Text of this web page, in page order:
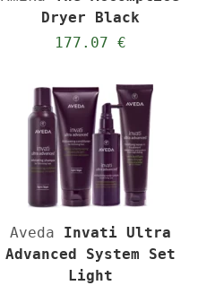
Dryer Black
177.07 €
Aveda Invati Ultra
Advanced System Set
Light